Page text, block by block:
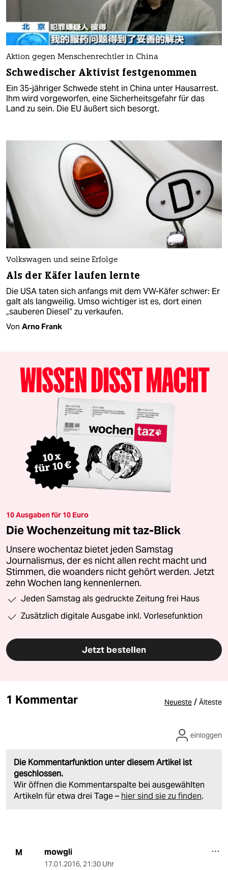
Aktion gegen Menschenrechtler in China
Schwedischer Aktivist festgenommen
Ein 35-jähriger Schwede steht in China unter Hausarrest.
Ihm wird vorgeworfen, eine Sicherheitsgefahr für das
Land zu sein. Die EU äußert sich besorgt.
Volkswagen und seine Erfolge
Als der Käfer laufen lernte
Die USA taten sich anfangs mit dem VW-Käfer schwer: Er
galt als langweilig. Umso wichtiger ist es, dort einen
„sauberen Diesel“ zu verkaufen.
Von Arno Frank
10 Ausgaben für 10 Euro
Die Wochenzeitung mit taz-Blick
Unsere wochentaz bietet jeden Samstag
Journalismus, der es nicht allen recht macht und
Stimmen, die woanders nicht gehört werden. Jetzt
zehn Wochen lang kennenlernen.
Jeden Samstag als gedruckte Zeitung frei Haus
Zusätzlich digitale Ausgabe inkl. Vorlesefunktion
Jetzt bestellen
1 Kommentar Neueste / Älteste
Die Kommentarfunktion unter diesem Artikel ist
geschlossen.
Wir öffnen die Kommentarspalte bei ausgewählten
Artikeln für etwa drei Tage – hier sind sie zu finden.
einloggen
M mowgli
17.01.2016, 21:30 Uhr